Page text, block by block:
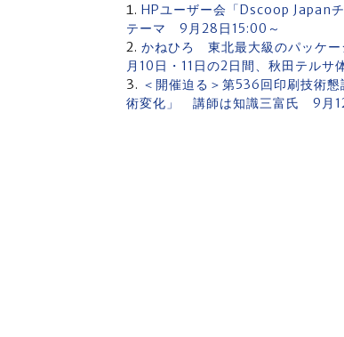
HPユーザー会「Dscoop Japan
テーマ 9月28日15:00～
かねひろ 東北最大級のパッケ
月10日・11日の2日間、秋田テルサ
＜開催迫る＞第536回印刷技術
術変化」 講師は知識三富氏 9月